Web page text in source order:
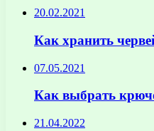
20.02.2021
Как хранить
07.05.2021
Как выбрать
21.04.2022